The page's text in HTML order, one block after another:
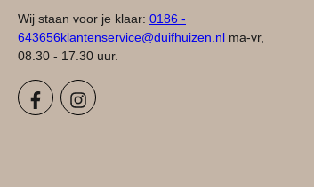
Wij staan voor je klaar: 0186 -
643656klantenservice@duifhuizen.nl ma-vr,
08.30 - 17.30 uur.